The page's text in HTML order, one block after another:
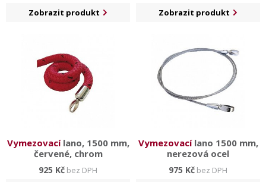
Zobrazit produkt
Zobrazit produkt
Vymezovacílano, 1500 mm,
červené, chrom
925 Kč bez DPH
Vymezovacílano 1500 mm,
nerezová ocel
975 Kč bez DPH